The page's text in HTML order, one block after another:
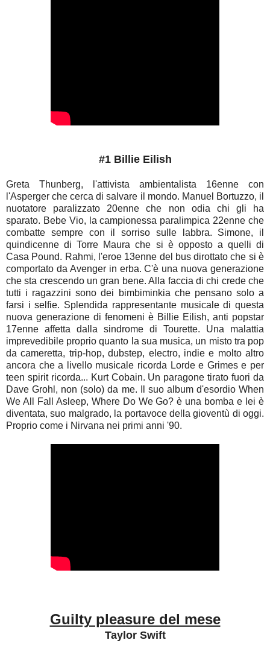
#1 Billie Eilish
Greta Thunberg, l'attivista ambientalista 16enne con
l'Asperger che cerca di salvare il mondo. Manuel Bortuzzo, il
nuotatore paralizzato 20enne che non odia chi gli ha
sparato. Bebe Vio, la campionessa paralimpica 22enne che
combatte sempre con il sorriso sulle labbra. Simone, il
quindicenne di Torre Maura che si è opposto a quelli di
Casa Pound. Rahmi, l'eroe 13enne del bus dirottato che si è
comportato da Avenger in erba. C'è una nuova generazione
che sta crescendo un gran bene. Alla faccia di chi crede che
tutti i ragazzini sono dei bimbiminkia che pensano solo a
farsi i selfie. Splendida rappresentante musicale di questa
nuova generazione di fenomeni è Billie Eilish, anti popstar
17enne affetta dalla sindrome di Tourette. Una malattia
imprevedibile proprio quanto la sua musica, un misto tra pop
da cameretta, trip-hop, dubstep, electro, indie e molto altro
ancora che a livello musicale ricorda Lorde e Grimes e per
teen spirit ricorda... Kurt Cobain. Un paragone tirato fuori da
Dave Grohl, non (solo) da me. Il suo album d'esordio When
We All Fall Asleep, Where Do We Go? è una bomba e lei è
diventata, suo malgrado, la portavoce della gioventù di oggi.
Proprio come i Nirvana nei primi anni '90.
Guilty pleasure del mese
Taylor Swift